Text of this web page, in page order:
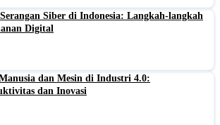
Siber di Indonesia: Langkah-langkah
Digital
dan Mesin di Industri 4.0:
dan Inovasi